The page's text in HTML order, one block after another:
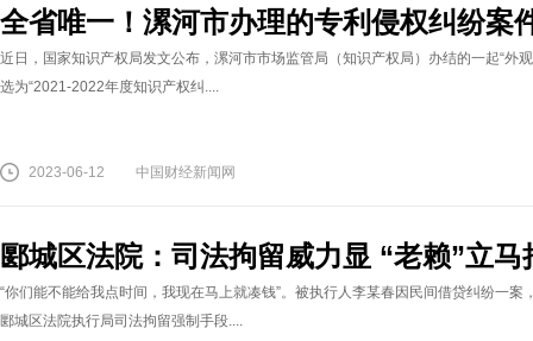
全省唯一！漯河市办理的专利侵权纠纷案
近日，国家知识产权局发文公布，漯河市市场监管局（知识产权局）办结的一起“外
选为“2021-2022年度知识产权纠....
2023-06-12 中国财经新闻网
郾城区法院：司法拘留威力显 “老赖”立马
“你们能不能给我点时间，我现在马上就凑钱”。被执行人李某春因民间借贷纠纷一
郾城区法院执行局司法拘留强制手段....